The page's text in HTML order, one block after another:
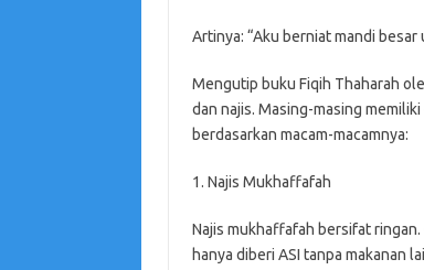
Artinya: “Aku berniat mandi
Mengutip buku Fiqih Thaharah
dan najis. Masing-masing
berdasarkan macam-macamnya:
1. Najis Mukhaffafah
Najis mukhaffafah bersifat
hanya diberi ASI tanpa makanan